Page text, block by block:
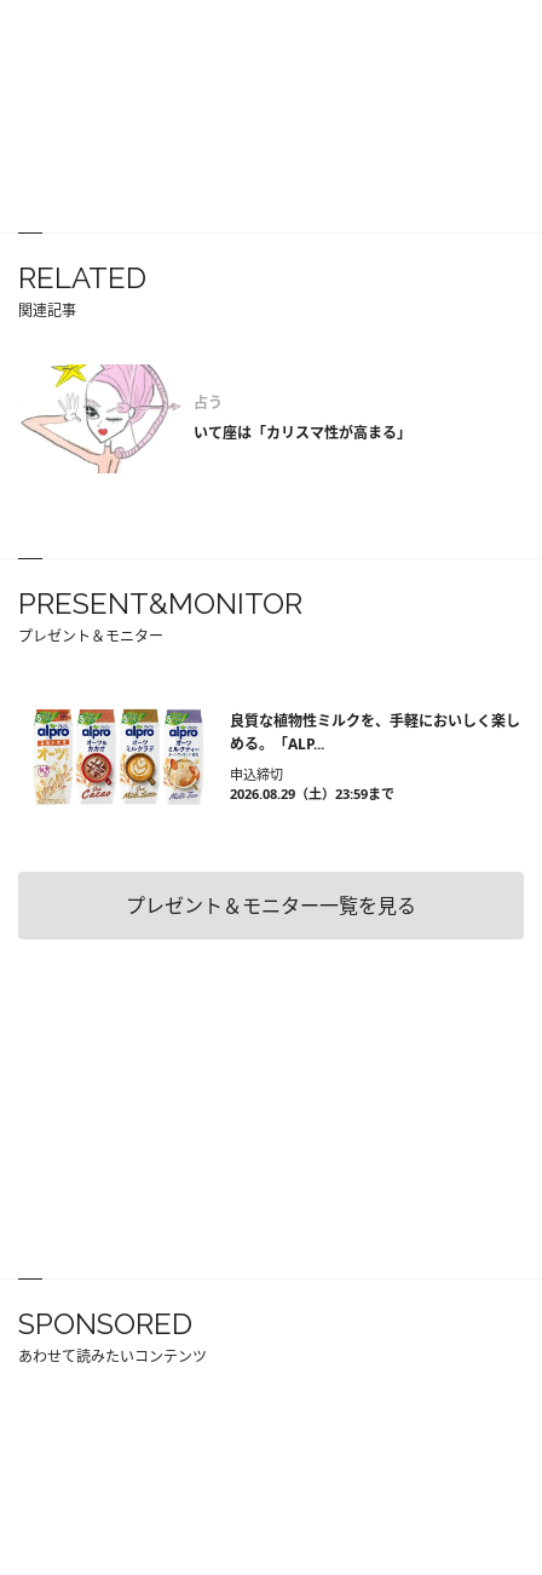
RELATED
関連記事
占う
いて座は「カリスマ性が高まる」
PRESENT&MONITOR
プレゼント＆モニター
良質な植物性ミルクを、手軽においしく楽し
める。「ALP...
申込締切
2026.08.29（土）23:59まで
プレゼント＆モニター一覧を見る
SPONSORED
あわせて読みたいコンテンツ